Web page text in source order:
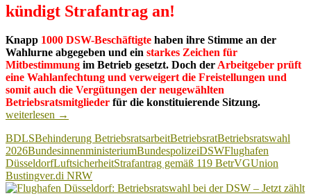
kündigt Strafantrag an!
Knapp 1000 DSW-Beschäftigte haben ihre Stimme an der
Wahlurne abgegeben und ein starkes Zeichen für
Mitbestimmung im Betrieb gesetzt. Doch derArbeitgeber prüft
eine Wahlanfechtung und verweigert die Freistellungen und
somit auch die Vergütungen der neugewählten
Betriebsratsmitglieder für die konstituierende Sitzung.Flughafen
behindert
Start
des
weiterlesen →
BDLSBehinderung BetriebsratsarbeitBetriebsratBetriebsratswahl
2026BundesinnenministeriumBundespolizeiDSWFlughafen
DüsseldorfLuftsicherheitStrafantrag gemäß 119 BetrVGUnion
Bustingver.di NRW